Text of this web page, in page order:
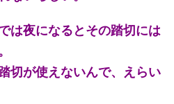
は夜になるとその踏切には
切が使えないんで、えらい